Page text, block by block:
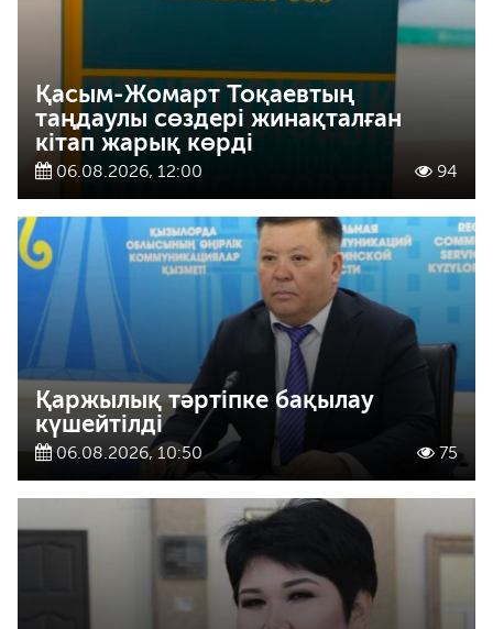
Қасым-Жомарт Тоқаевтың
таңдаулы сөздері жинақталған
кітап жарық көрді
06.08.2026, 12:00 94
Қаржылық тәртіпке бақылау
күшейтілді
06.08.2026, 10:50 75